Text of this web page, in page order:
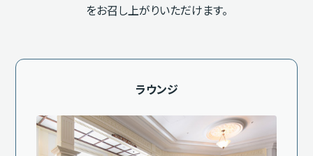
をお召し上がりいただけます。
ラウンジ